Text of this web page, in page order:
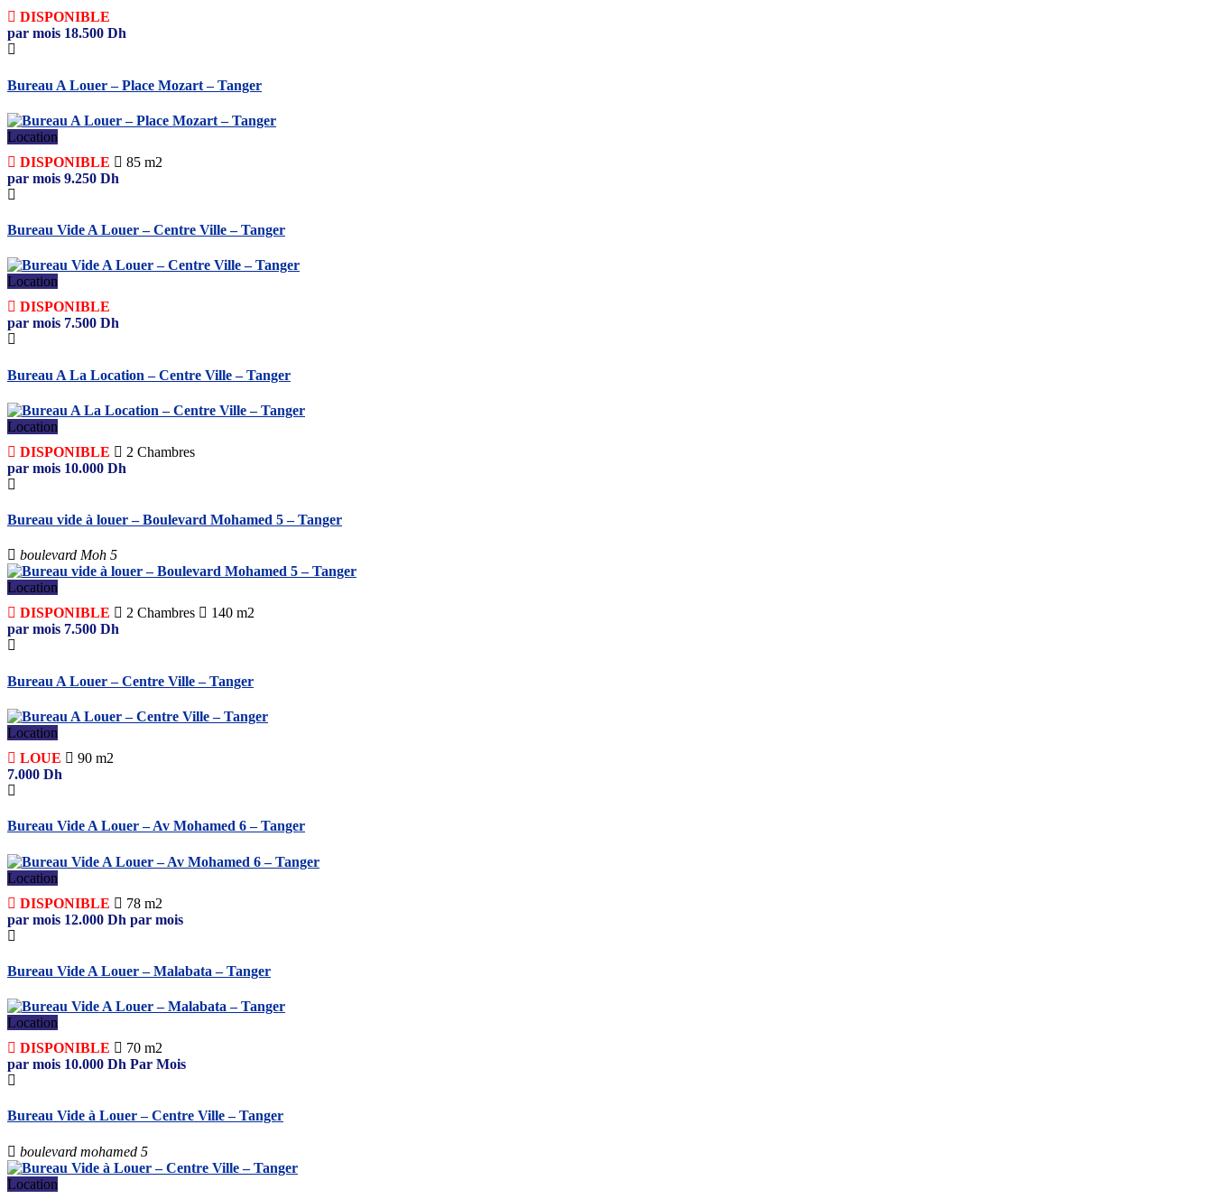
DISPONIBLE
par mois 18.500 Dh
Bureau A Louer – Place Mozart – Tanger
Location
DISPONIBLE
85 m2
par mois 9.250 Dh
Bureau Vide A Louer – Centre Ville – Tanger
Location
DISPONIBLE
par mois 7.500 Dh
Bureau A La Location – Centre Ville – Tanger
Location
DISPONIBLE
2 Chambres
par mois 10.000 Dh
Bureau vide à louer – Boulevard Mohamed 5 – Tanger
boulevard Moh 5
Location
DISPONIBLE
2 Chambres
140 m2
par mois 7.500 Dh
Bureau A Louer – Centre Ville – Tanger
Location
LOUE
90 m2
7.000 Dh
Bureau Vide A Louer – Av Mohamed 6 – Tanger
Location
DISPONIBLE
78 m2
par mois 12.000 Dh par mois
Bureau Vide A Louer – Malabata – Tanger
Location
DISPONIBLE
70 m2
par mois 10.000 Dh Par Mois
Bureau Vide à Louer – Centre Ville – Tanger
boulevard mohamed 5
Location